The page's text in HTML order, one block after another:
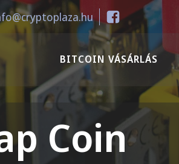
BITCOIN VÁSÁRLÁS
Coin